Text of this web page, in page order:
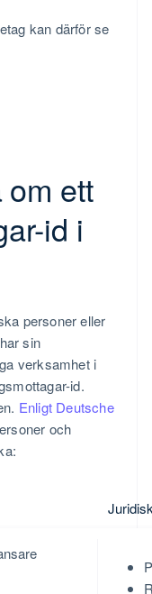
kan därför se
om ett
id i
personer eller
sin
verksamhet i
id.
Enligt Deutsche
och